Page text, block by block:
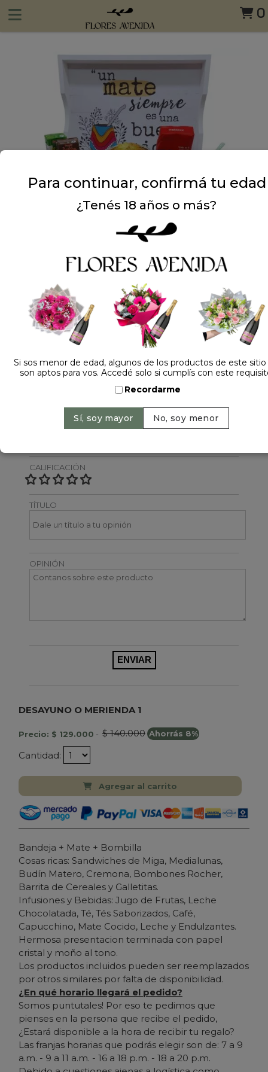
0
1 opinión +
Dejá tu opinión
CALIFICACIÓN
TÍTULO
OPINIÓN
DESAYUNO O MERIENDA 1
Precio: $ 129.000 - $ 140.000 Ahorrás 8%
Cantidad:
Agregar al carrito
Bandeja + Mate + Bombilla
Cosas ricas: Sandwiches de Miga, Medialunas,
Budín Matero, Cremona, Bombones Rocher,
Barrita de Cereales y Galletitas.
Infusiones y Bebidas: Jugo de Frutas, Leche
Chocolatada, Té, Tés Saborizados, Café,
Capucchino, Mate Cocido, Leche y Endulzantes.
Hermosa presentacion terminada con papel
cristal y moño al tono.
Los productos incluidos pueden ser reemplazados
por otros similares por falta de disponibilidad.
¿En qué horario llegará el pedido?
Somos puntutales! Por eso te pedimos que
pienses en la persona que recibe el pedido,
¿Estará disponible a la hora de recibir tu regalo?
Las franjas horarias que podrás elegir son de: 7 a 9
a.m. - 9 a 11 a.m. - 16 a 18 p.m. - 18 a 20 p.m.
Para continuar, confirmá tu edad
¿Tenés 18 años o más?
Si sos menor de edad, algunos de los productos de este
son aptos para vos. Accedé solo si cumplís con este
Recordarme